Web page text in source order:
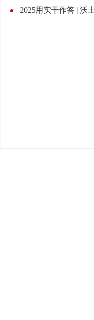
2025用实干作答 |